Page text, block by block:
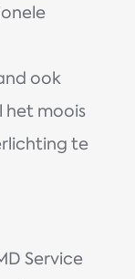
ook
het moois
te
Service